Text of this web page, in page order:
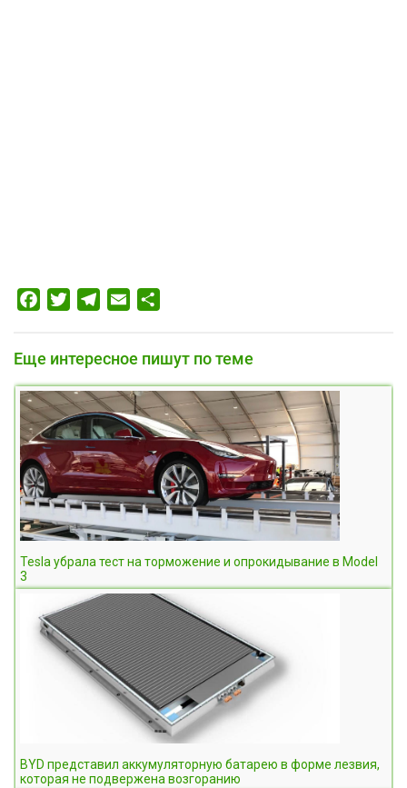
FacebookTwitterTelegram
Email
Еще интересное пишут по теме
Tesla убрала тест на торможение и опрокидывание в Model
3
BYD представил аккумуляторную батарею в форме лезвия,
которая не подвержена возгоранию